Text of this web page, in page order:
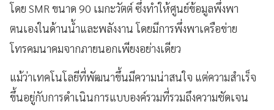
โดย SMR ขนาด 90 เมกะวัตต์ ซึ่งทำให้ศูนย์ข้อมูลพึ่งพา
ตนเองในด้านน้ำและพลังงาน โดยมีการพึ่งพาเครือข่าย
โทรคมนาคมจากภายนอกเพียงอย่างเดียว
แม้ว่าเทคโนโลยีที่พัฒนาขึ้นมีความน่าสนใจ แต่ความสำเร็จ
ขึ้นอยู่กับการดำเนินการแบบองค์รวมที่รวมถึงความชัดเจน